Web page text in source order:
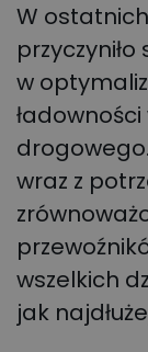
W
w
wraz z
wszelkich
jak